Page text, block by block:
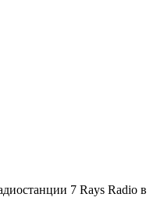
7 Rays Radio в